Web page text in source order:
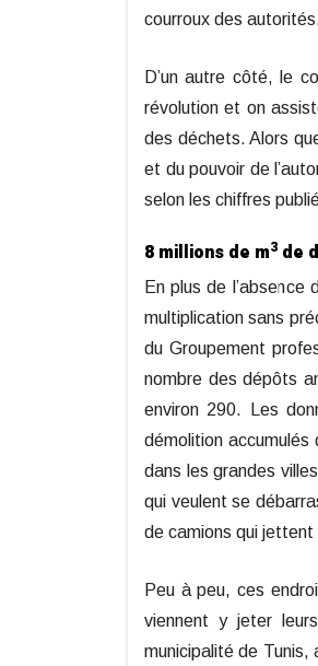
courroux des
D’un autre côté, le
révolution et on
des déchets. Alors
et du pouvoir de
selon les chiffres
8 millions de m3 de
En plus de
multiplication sans
du Groupement
nombre des dépôts
environ 290. Les
démolition accumulés
dans les grandes
qui veulent se
de camions qui
Peu à peu, ces
viennent y jeter
municipalité de Tunis,